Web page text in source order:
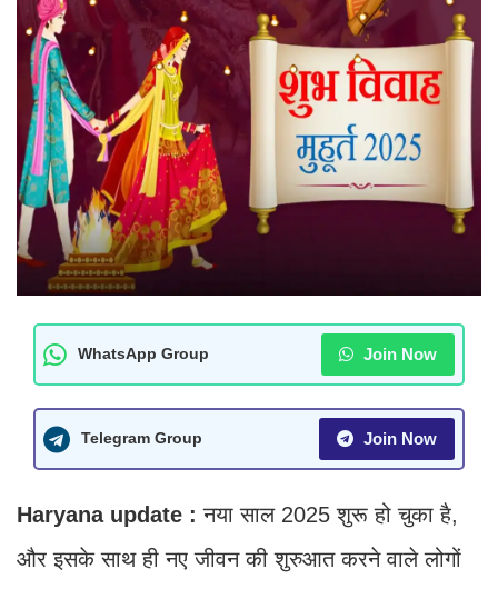
WhatsApp Group Join Now
Telegram Group Join Now
Haryana update :नया साल 2025 शुरू हो चुका है,
और इसके साथ ही नए जीवन की शुरुआत करने वाले लोगों